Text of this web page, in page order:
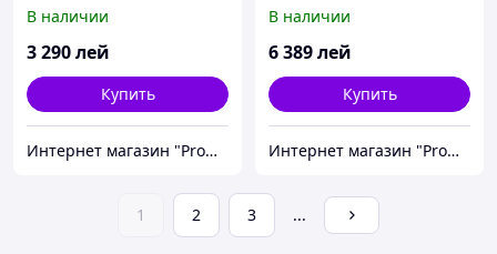
галогенный
направленный
MMD-510135
В наличии
3 290лей
Купить
Интернет магазин "Promtovari"
абажуром,часами и
подсветкой стола MMD-
В наличии
6 389лей
Купить
Интернет магазин "Promtovari"
1 2 3 ...